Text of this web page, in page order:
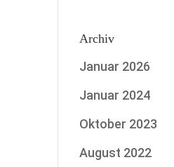
Archiv
Januar 2026
Januar 2024
Oktober 2023
August 2022